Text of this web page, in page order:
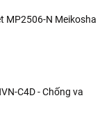
MP2506-N Meikosha
C4D - Chống va